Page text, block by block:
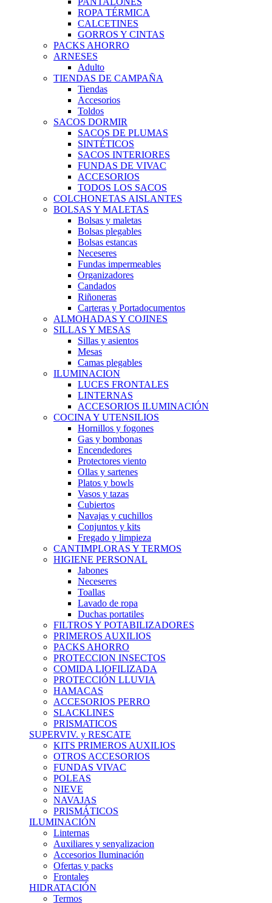
ROPA TÉRMICA
CALCETINES
GORROS Y CINTAS
PACKS AHORRO
ARNESES
Adulto
TIENDAS DE CAMPAÑA
Tiendas
Accesorios
Toldos
SACOS DORMIR
SACOS DE PLUMAS
SINTÉTICOS
SACOS INTERIORES
FUNDAS DE VIVAC
ACCESORIOS
TODOS LOS SACOS
COLCHONETAS AISLANTES
BOLSAS Y MALETAS
Bolsas y maletas
Bolsas plegables
Bolsas estancas
Neceseres
Fundas impermeables
Organizadores
Candados
Riñoneras
Carteras y Portadocumentos
ALMOHADAS Y COJINES
SILLAS Y MESAS
Sillas y asientos
Mesas
Camas plegables
ILUMINACION
LUCES FRONTALES
LINTERNAS
ACCESORIOS ILUMINACIÓN
COCINA Y UTENSILIOS
Hornillos y fogones
Gas y bombonas
Encendedores
Protectores viento
Ollas y sartenes
Platos y bowls
Vasos y tazas
Cubiertos
Navajas y cuchillos
Conjuntos y kits
Fregado y limpieza
CANTIMPLORAS Y TERMOS
HIGIENE PERSONAL
Jabones
Neceseres
Toallas
Lavado de ropa
Duchas portatiles
FILTROS Y POTABILIZADORES
PRIMEROS AUXILIOS
PACKS AHORRO
PROTECCION INSECTOS
COMIDA LIOFILIZADA
PROTECCIÓN LLUVIA
HAMACAS
ACCESORIOS PERRO
SLACKLINES
PRISMATICOS
SUPERVIV. y RESCATE
KITS PRIMEROS AUXILIOS
OTROS ACCESORIOS
FUNDAS VIVAC
POLEAS
NIEVE
NAVAJAS
PRISMÁTICOS
ILUMINACIÓN
Linternas
Auxiliares y senyalizacion
Accesorios Iluminación
Ofertas y packs
Frontales
HIDRATACIÓN
Termos